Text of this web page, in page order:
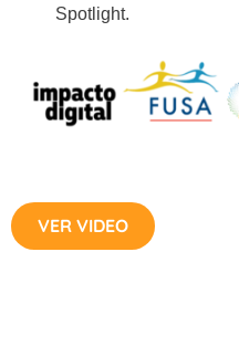
Spotlight.
VER VIDEO